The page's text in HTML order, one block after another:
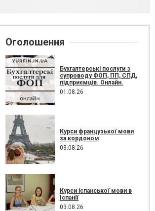
Оголошення
Бухгалтерські послуги з
супроводу ФОП, ПП, СПД,
підприємців. Онлайн.
01.08.26
Курси французької мови
за кордоном
03.08.26
Курси іспанської мови в
Іспанії
03.08.26